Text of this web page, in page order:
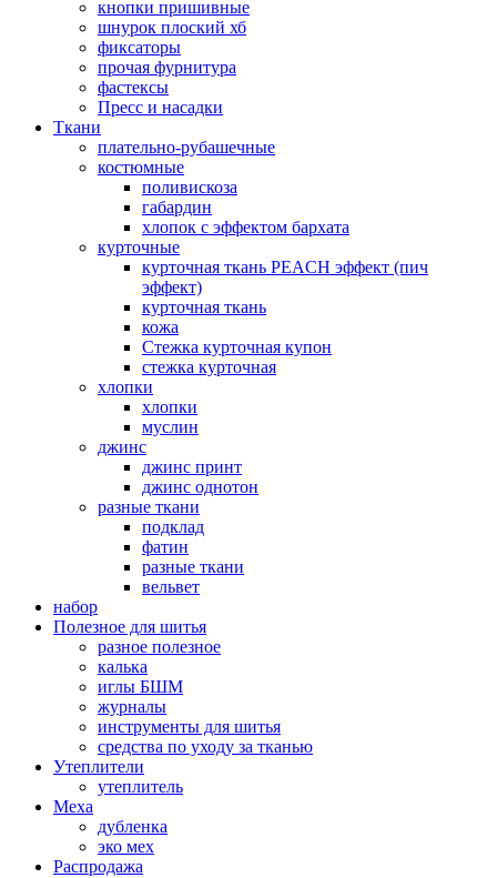
кнопки пришивные
шнурок плоский хб
фиксаторы
прочая фурнитура
фастексы
Пресс и насадки
Ткани
плательно-рубашечные
костюмные
поливискоза
габардин
хлопок с эффектом бархата
курточные
курточная ткань PEACH эффект (пич
эффект)
курточная ткань
кожа
Стежка курточная купон
стежка курточная
хлопки
хлопки
муслин
джинс
джинс принт
джинс однотон
разные ткани
подклад
фатин
разные ткани
вельвет
набор
Полезное для шитья
разное полезное
калька
иглы БШМ
журналы
инструменты для шитья
средства по уходу за тканью
Утеплители
утеплитель
Меха
дубленка
эко мех
Распродажа